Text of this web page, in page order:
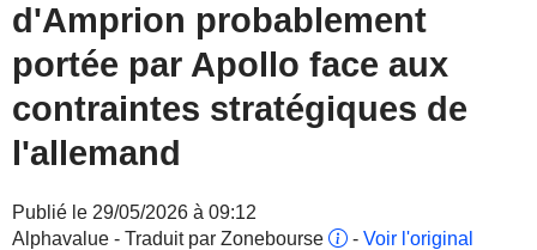
d'Amprion probablement
portée par Apollo face aux
contraintes stratégiques de
l'allemand
Publié le 29/05/2026 à 09:12
Alphavalue - Traduit par Zonebourse
- Voir l'original